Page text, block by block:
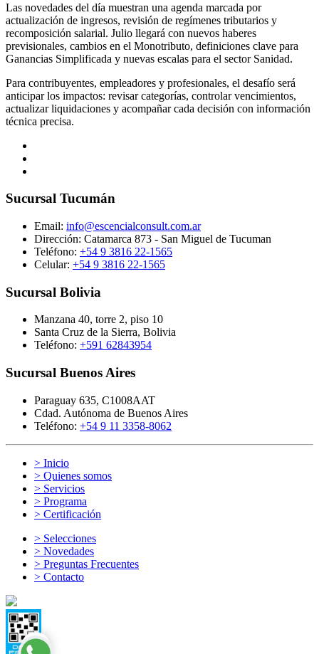
Las novedades del día muestran una agenda marcada por
actualización de ingresos, revisión de regímenes tributarios y
recomposición salarial. Julio llegará con nuevos haberes
previsionales, cambios en el Monotributo, definiciones clave para
Ganancias Simplificada y nuevas escalas para el sector Sanidad.
Para contribuyentes, empleadores y profesionales, el desafío será
anticipar los impactos: revisar categorías, controlar vencimientos,
actualizar liquidaciones y acompañar cada decisión con información
técnica precisa.
Sucursal Tucumán
Email: info@escencialconsult.com.ar
Dirección: Catamarca 873 - San Miguel de Tucuman
Teléfono: +54 9 3816 22-1565
Celular: +54 9 3816 22-1565
Sucursal Bolivia
Manzana 40, torre 2, piso 10
Santa Cruz de la Sierra, Bolivia
Teléfono: +591 62843954
Sucursal Buenos Aires
Paraguay 635, C1008AAT
Cdad. Autónoma de Buenos Aires
Teléfono: +54 9 11 3358-8062
> Inicio
> Quienes somos
> Servicios
> Programa
> Certificación
> Selecciones
> Novedades
> Preguntas Frecuentes
> Contacto